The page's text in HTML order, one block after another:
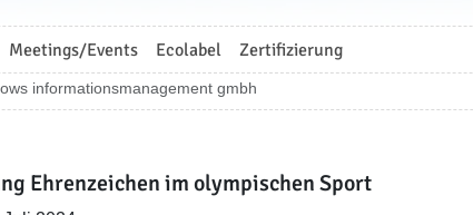
Meetings/Events Ecolabel Zertifizierung
informationsmanagement gmbh
Ehrenzeichen im olympischen Sport